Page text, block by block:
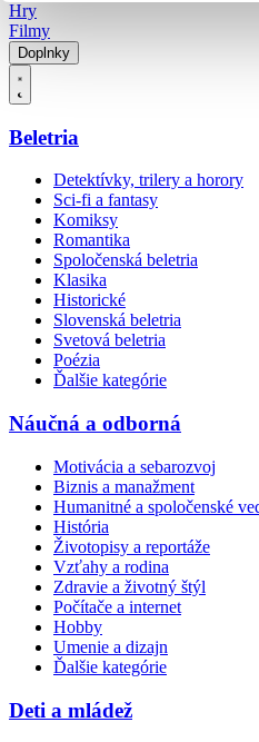
Hry
Filmy
Doplnky
Beletria
Detektívky, trilery a horory
Sci-fi a fantasy
Komiksy
Romantika
Spoločenská beletria
Klasika
Historické
Slovenská beletria
Svetová beletria
Poézia
Ďalšie kategórie
Náučná a odborná
Motivácia a sebarozvoj
Biznis a manažment
Humanitné a spoločenské
História
Životopisy a reportáže
Vzťahy a rodina
Zdravie a životný štýl
Počítače a internet
Hobby
Umenie a dizajn
Ďalšie kategórie
Deti a mládež